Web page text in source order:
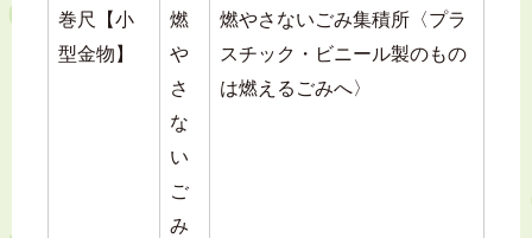
巻尺【小
型金物】
燃
や
さ
な
い
ご
み
燃やさないごみ集積所〈プラ
スチック・ビニール製のもの
は燃えるごみへ〉